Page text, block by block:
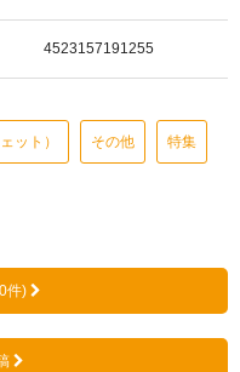
4523157191255
ット） その他 特集
件)